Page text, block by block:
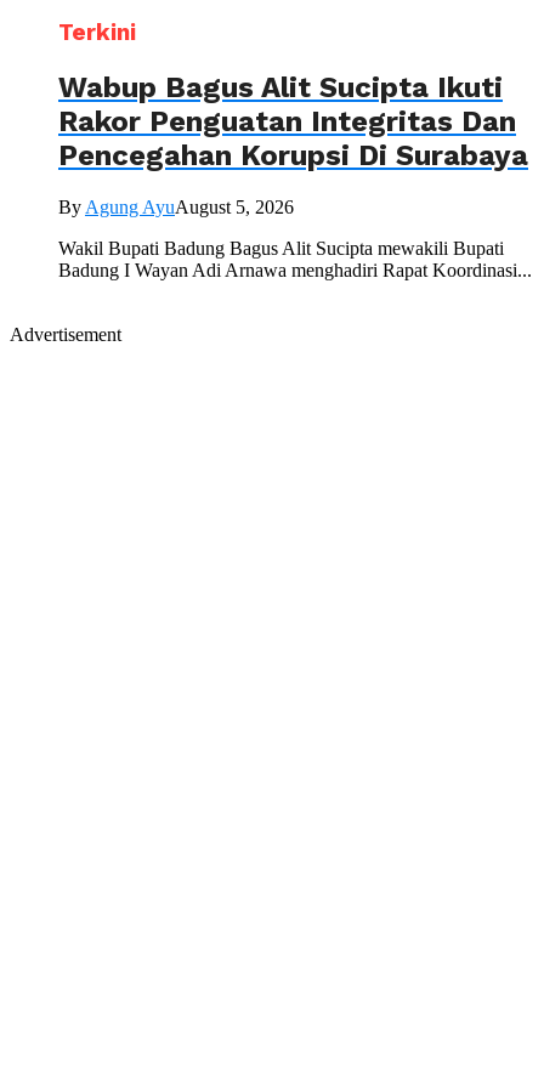
Terkini
Wabup Bagus Alit Sucipta Ikuti
Rakor Penguatan Integritas Dan
Pencegahan Korupsi Di Surabaya
By Agung AyuAugust 5, 2026
Wakil Bupati Badung Bagus Alit Sucipta mewakili Bupati
Badung I Wayan Adi Arnawa menghadiri Rapat Koordinasi...
Advertisement